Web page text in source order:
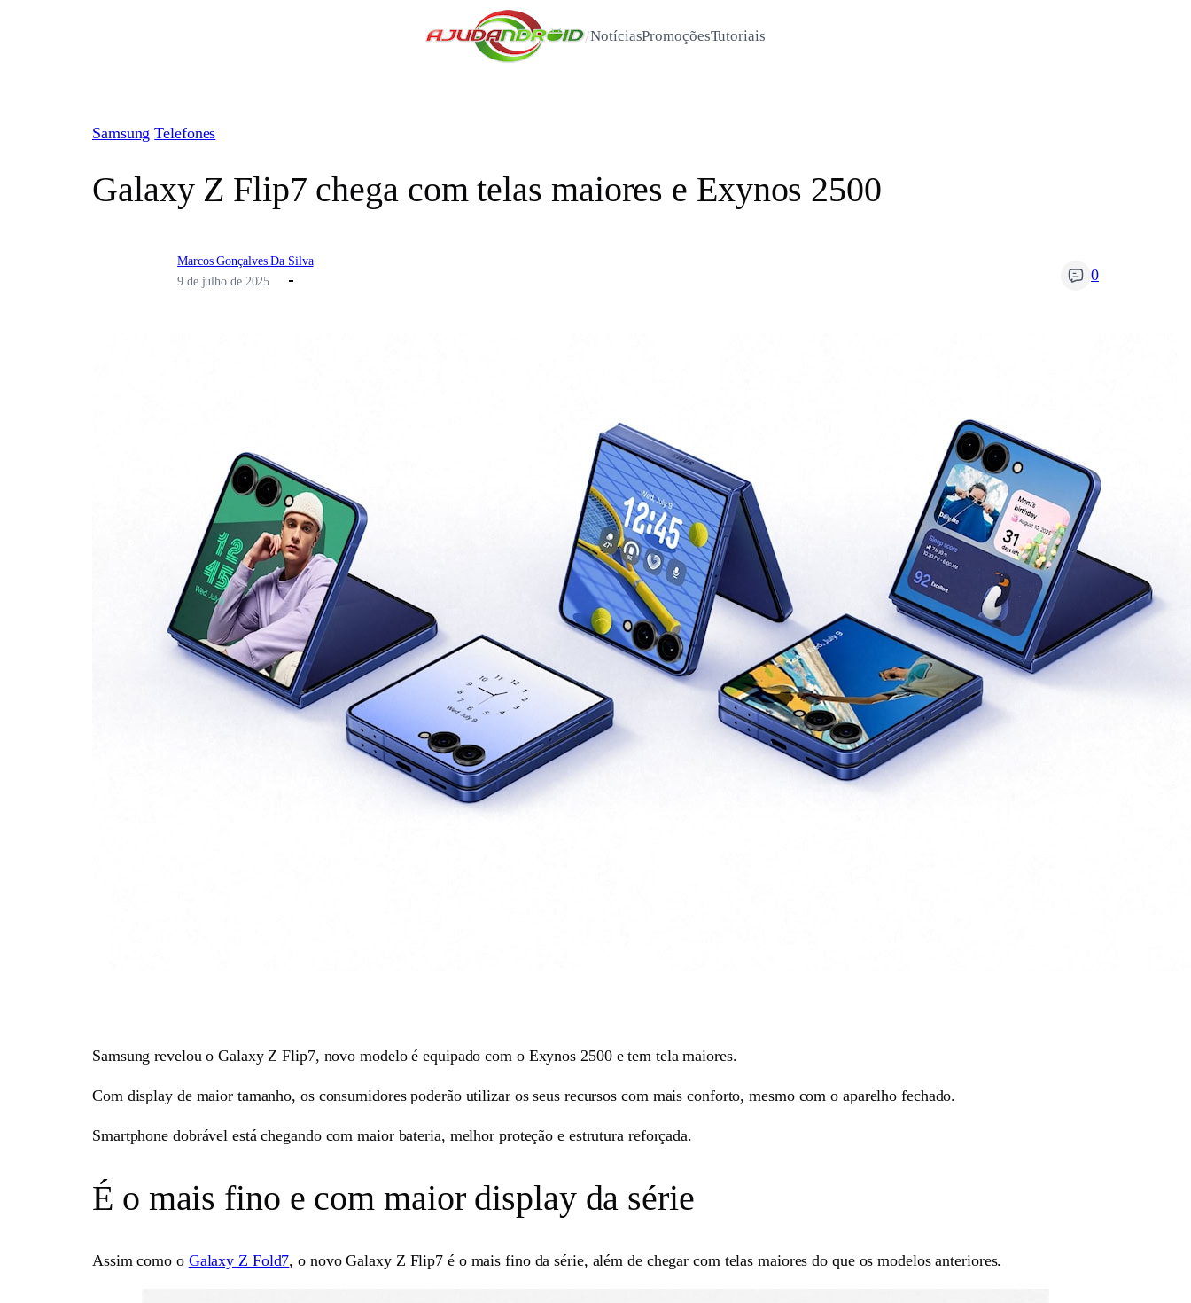
/NotíciasPromoçõesTutoriais
Samsung Telefones
Galaxy Z Flip7 chega com telas maiores e Exynos 2500
Marcos Gonçalves Da Silva
9 de julho de 2025
0
Samsung revelou o Galaxy Z Flip7, novo modelo é equipado com o Exynos 2500 e tem tela maiores.
Com display de maior tamanho, os consumidores poderão utilizar os seus recursos com mais conforto, mesmo com o aparelho fechado.
Smartphone dobrável está chegando com maior bateria, melhor proteção e estrutura reforçada.
É o mais fino e com maior display da série
Assim como o Galaxy Z Fold7, o novo Galaxy Z Flip7 é o mais fino da série, além de chegar com telas maiores do que os modelos anteriores.